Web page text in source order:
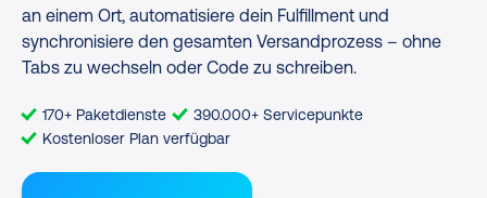
an einem Ort, automatisiere dein Fulfillment und
synchronisiere den gesamten Versandprozess – ohne
Tabs zu wechseln oder Code zu schreiben.
170+ Paketdienste
390.000+ Servicepunkte
Kostenloser Plan verfügbar